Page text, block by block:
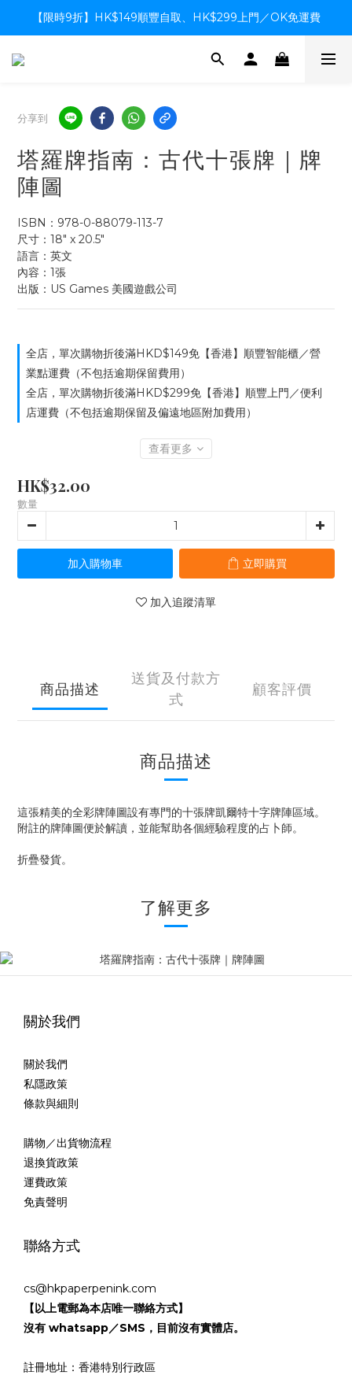
【限時9折】HK$149順豐自取、HK$299上門／OK免運費
【限時9折】HK$149順豐自取、HK$299上門／OK免運費
支付系統升級中，暫停信用卡支付至8月中，造成不便感謝諒解
分享到
塔羅牌指南：古代十張牌｜牌
陣圖
ISBN：978-0-88079-113-7
尺寸：18" x 20.5"
語言：英文
內容：1張
出版：US Games 美國遊戲公司
全店，單次購物折後滿HKD$149免【香港】順豐智能櫃／營
業點運費（不包括逾期保留費用）
全店，單次購物折後滿HKD$299免【香港】順豐上門／便利
店運費（不包括逾期保留及偏遠地區附加費用）
查看更多
HK$32.00
數量
加入購物車 立即購買
加入追蹤清單
商品描述
送貨及付款方
式
顧客評價
商品描述
這張精美的全彩牌陣圖設有專門的十張牌凱爾特十字牌陣區域。
附註的牌陣圖便於解讀，並能幫助各個經驗程度的占卜師。
折疊發貨。
了解更多
關於我們
關於我們
私隱政策
條款與細則
購物／出貨物流程
退換貨政策
運費政策
免責聲明
聯絡方式
cs@hkpaperpenink.com
【以上電郵為本店唯一聯絡方式】
沒有 whatsapp／SMS，目前沒有實體店。
註冊地址：香港特別行政區